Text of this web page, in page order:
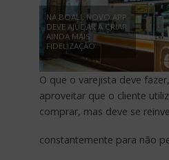
NA BOALI, NOVO APP
DEVE AJUDAR A CRIAR
AINDA MAIS
FIDELIZAÇÃO
O que o varejista deve
aproveitar que o cliente
comprar, mas deve se
constantemente para não